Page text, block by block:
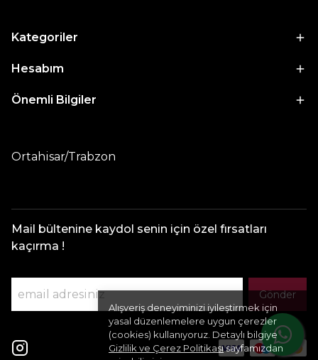
Alışveriş deneyiminizi iyileştirmek için
yasal düzenlemelere uygun çerezler
(cookies) kullanıyoruz. Detaylı bilgiye
Gizlilik ve Çerez Politikasısayfamızdan
Kategoriler
Hesabım
Önemli Bilgiler
Ortahisar/Trabzon
Mail bültenine kaydol senin için özel fırsatları
kaçırma !
Gönder